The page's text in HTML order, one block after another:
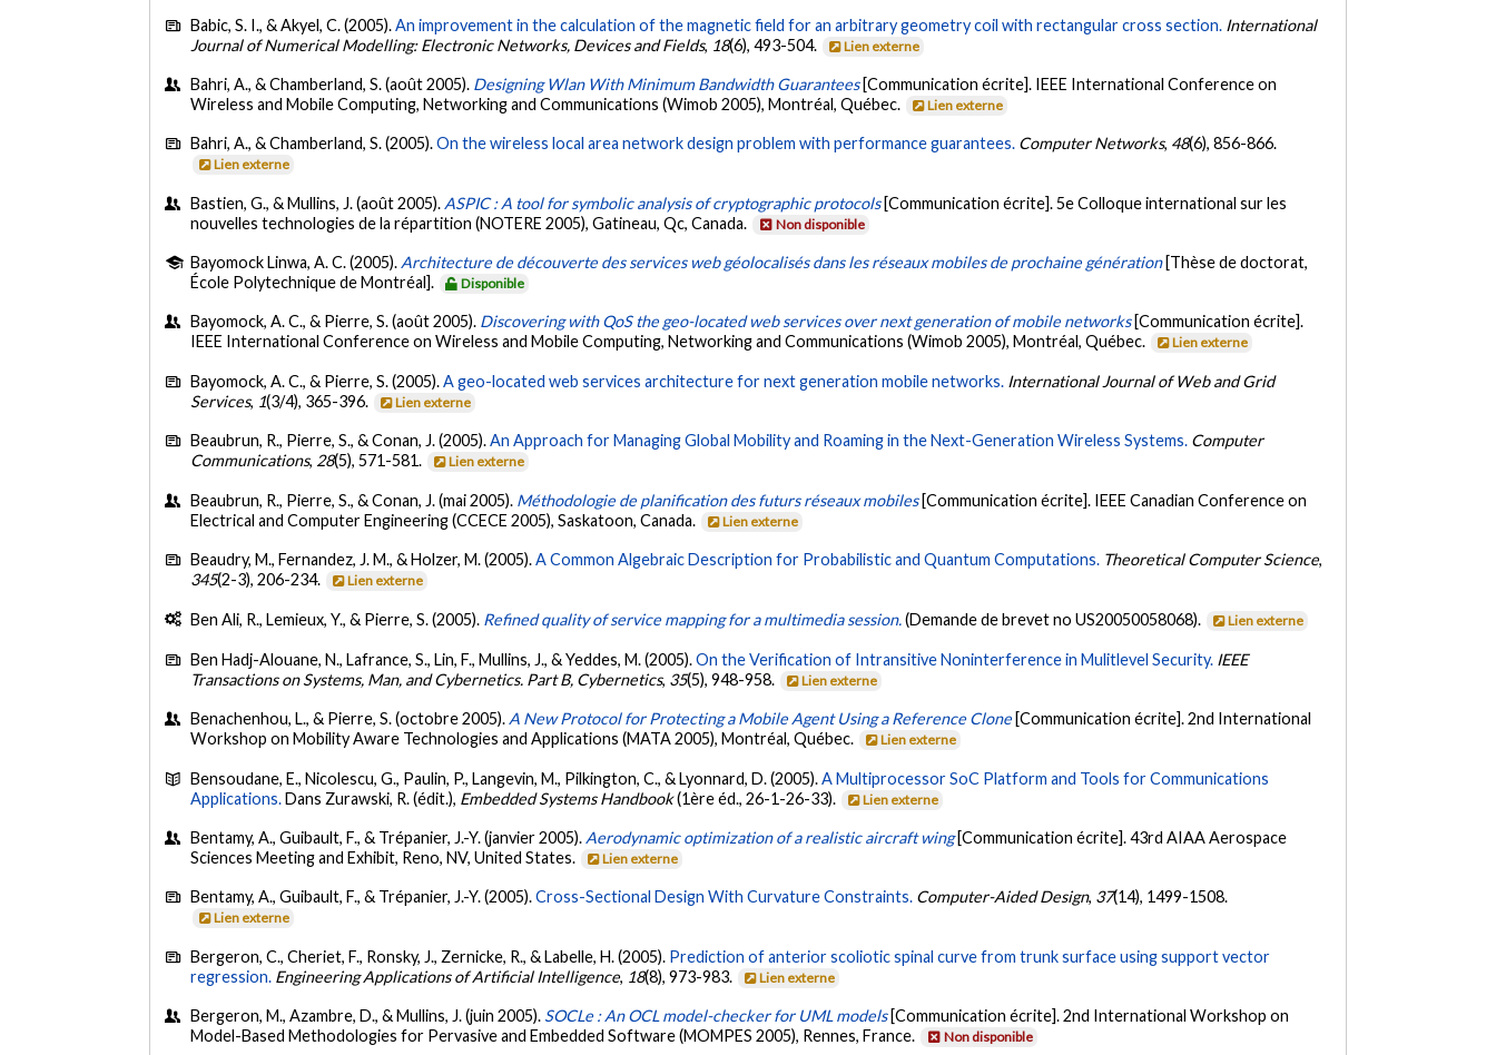
Babic, S. I., & Akyel, C. (2005).An improvement in the calculation of the magnetic field for an arbitrary geometry coil with rectangular cross section. International
Journal of Numerical Modelling: Electronic Networks, Devices and Fields, 18(6), 493-504. Lien externe
Bahri, A., & Chamberland, S. (août 2005). Designing Wlan With Minimum Bandwidth Guarantees [Communication écrite]. IEEE International Conference on
Wireless and Mobile Computing, Networking and Communications (Wimob 2005), Montréal, Québec.
Lien externe
Bahri, A., & Chamberland, S. (2005).On the wireless local area network design problem with performance guarantees. Computer Networks, 48(6), 856-866.
Lien externe
Bastien, G., & Mullins, J. (août 2005). ASPIC : A tool for symbolic analysis of cryptographic protocols [Communication écrite]. 5e Colloque international sur les
nouvelles technologies de la répartition (NOTERE 2005), Gatineau, Qc, Canada.
Non disponible
Bayomock Linwa, A. C. (2005). Architecture de découverte des services web géolocalisés dans les réseaux mobiles de prochaine génération [Thèse de doctorat,
École Polytechnique de Montréal].
Disponible
Bayomock, A. C., & Pierre, S. (août 2005). Discovering with QoS the geo-located web services over next generation of mobile networks [Communication écrite].
IEEE International Conference on Wireless and Mobile Computing, Networking and Communications (Wimob 2005), Montréal, Québec.
Lien externe
Bayomock, A. C., & Pierre, S. (2005).A geo-located web services architecture for next generation mobile networks. International Journal of Web and Grid
Services, 1(3/4), 365-396. Lien externe
Beaubrun, R., Pierre, S., & Conan, J. (2005).An Approach for Managing Global Mobility and Roaming in the Next-Generation Wireless Systems. Computer
Communications, 28(5), 571-581. Lien externe
Beaubrun, R., Pierre, S., & Conan, J. (mai 2005). Méthodologie de planification des futurs réseaux mobiles [Communication écrite]. IEEE Canadian Conference on
Electrical and Computer Engineering (CCECE 2005), Saskatoon, Canada.
Lien externe
Beaudry, M., Fernandez, J. M., & Holzer, M. (2005).A Common Algebraic Description for Probabilistic and Quantum Computations. Theoretical Computer Science,
345(2-3), 206-234. Lien externe
Ben Ali, R., Lemieux, Y., & Pierre, S. (2005). Refined quality of service mapping for a multimedia session.(Demande de brevet no US20050058068). Lien externe
Ben Hadj-Alouane, N., Lafrance, S., Lin, F., Mullins, J., & Yeddes, M. (2005).On the Verification of Intransitive Noninterference in Mulitlevel Security. IEEE
Transactions on Systems, Man, and Cybernetics. Part B, Cybernetics, 35(5), 948-958. Lien externe
Benachenhou, L., & Pierre, S. (octobre 2005). A New Protocol for Protecting a Mobile Agent Using a Reference Clone [Communication écrite]. 2nd International
Workshop on Mobility Aware Technologies and Applications (MATA 2005), Montréal, Québec.
Lien externe
Bensoudane, E., Nicolescu, G., Paulin, P., Langevin, M., Pilkington, C., & Lyonnard, D. (2005).A Multiprocessor SoC Platform and Tools for Communications
Applications.Dans Zurawski, R. (édit.), Embedded Systems Handbook(1ère éd., 26-1-26-33). Lien externe
Bentamy, A., Guibault, F., & Trépanier, J.-Y. (janvier 2005). Aerodynamic optimization of a realistic aircraft wing [Communication écrite]. 43rd AIAA Aerospace
Sciences Meeting and Exhibit, Reno, NV, United States.
Lien externe
Bentamy, A., Guibault, F., & Trépanier, J.-Y. (2005).Cross-Sectional Design With Curvature Constraints. Computer-Aided Design, 37(14), 1499-1508.
Lien externe
Bergeron, C., Cheriet, F., Ronsky, J., Zernicke, R., & Labelle, H. (2005). Prediction of anterior scoliotic spinal curve from trunk surface using support vector
regression. Engineering Applications of Artificial Intelligence, 18(8), 973-983. Lien externe
Bergeron, M., Azambre, D., & Mullins, J. (juin 2005). SOCLe : An OCL model-checker for UML models [Communication écrite]. 2nd International Workshop on
Model-Based Methodologies for Pervasive and Embedded Software (MOMPES 2005), Rennes, France.
Non disponible